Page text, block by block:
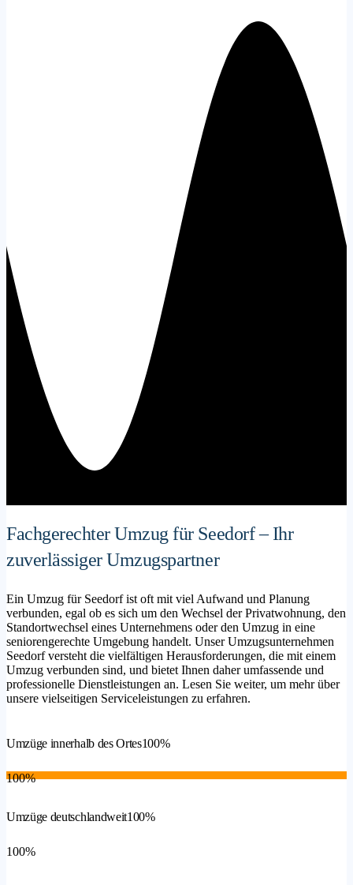
Fachgerechter Umzug für Seedorf – Ihr
zuverlässiger Umzugspartner
Ein Umzug für Seedorf ist oft mit viel Aufwand und Planung
verbunden, egal ob es sich um den Wechsel der Privatwohnung, den
Standortwechsel eines Unternehmens oder den Umzug in eine
seniorengerechte Umgebung handelt. Unser Umzugsunternehmen
Seedorf versteht die vielfältigen Herausforderungen, die mit einem
Umzug verbunden sind, und bietet Ihnen daher umfassende und
professionelle Dienstleistungen an. Lesen Sie weiter, um mehr über
unsere vielseitigen Serviceleistungen zu erfahren.
Umzüge innerhalb des Ortes100%
100%
Umzüge deutschlandweit100%
100%